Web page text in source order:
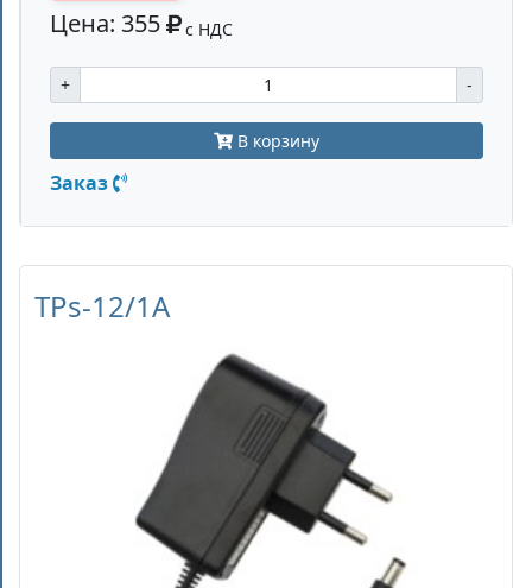
Цена: 355 с НДС
+ -
В корзину
Заказ
TPs-12/1А